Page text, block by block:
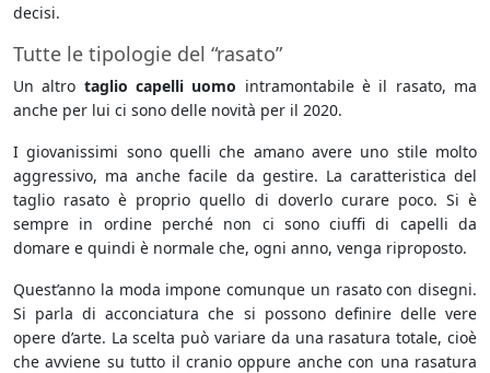
decisi.
Tutte le tipologie del “rasato”
Un altro taglio capelli uomo intramontabile è il rasato, ma
anche per lui ci sono delle novità per il 2020.
I giovanissimi sono quelli che amano avere uno stile molto
aggressivo, ma anche facile da gestire. La caratteristica del
taglio rasato è proprio quello di doverlo curare poco. Si è
sempre in ordine perché non ci sono ciuffi di capelli da
domare e quindi è normale che, ogni anno, venga riproposto.
Quest’anno la moda impone comunque un rasato con disegni.
Si parla di acconciatura che si possono definire delle vere
opere d’arte. La scelta può variare da una rasatura totale, cioè
che avviene su tutto il cranio oppure anche con una rasatura